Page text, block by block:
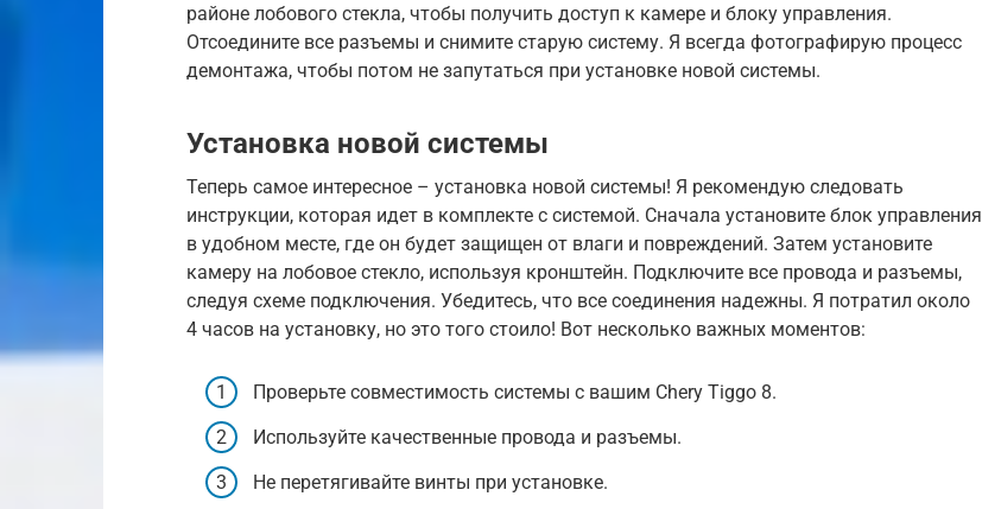
районе лобового стекла, чтобы получить доступ к камере и блоку управления.
Отсоедините все разъемы и снимите старую систему. Я всегда фотографирую процесс
демонтажа, чтобы потом не запутаться при установке новой системы.
Установка новой системы
Теперь самое интересное – установка новой системы! Я рекомендую следовать
инструкции, которая идет в комплекте с системой. Сначала установите блок управления
в удобном месте, где он будет защищен от влаги и повреждений. Затем установите
камеру на лобовое стекло, используя кронштейн. Подключите все провода и разъемы,
следуя схеме подключения. Убедитесь, что все соединения надежны. Я потратил около
4 часов на установку, но это того стоило! Вот несколько важных моментов:
Проверьте совместимость системы с вашим Chery Tiggo 8.
Используйте качественные провода и разъемы.
Не перетягивайте винты при установке.